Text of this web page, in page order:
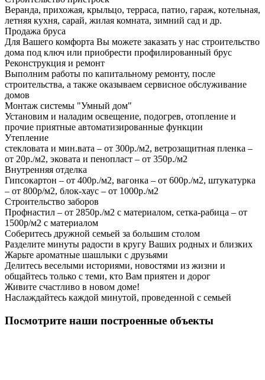
Веранда, прихожая, крыльцо, терраса, патио, гараж, котельная,
летняя кухня, сарай, жилая комната, зимний сад и др.
Продажа бруса
Для Вашего комфорта Вы можете заказать у нас строительство
дома под ключ или приобрести профилированный брус
Реконструкция и ремонт
Выполним работы по капитальному ремонту, после
строительства, а также оказываем сервисное обслуживание
домов
Монтаж системы "Умный дом"
Установим и наладим освещение, подогрев, отопление и
прочие приятные автоматизированные функции
Утепление
стекловата и мин.вата – от 300р./м2, ветрозащитная пленка –
от 20р./м2, эковата и пенопласт – от 350р./м2
Внутренняя отделка
Гипсокартон – от 400р./м2, вагонка – от 600р./м2, штукатурка
– от 800р/м2, блок-хаус – от 1000р./м2
Строительство заборов
Профнастил – от 2850р./м2 с материалом, сетка-рабица – от
1500р/м2 с материалом
Соберитесь дружной семьей за большим столом
Разделите минуты радости в кругу Ваших родных и близких
Жарьте ароматные шашлыки с друзьями
Делитесь веселыми историями, новостями из жизни и
общайтесь только с теми, кто Вам приятен и дорог
Живите счастливо в новом доме!
Наслаждайтесь каждой минутой, проведенной с семьей
Посмотрите наши построенные объекты